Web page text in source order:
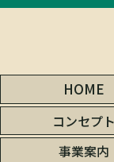
HOME
コンセプト
事業案内